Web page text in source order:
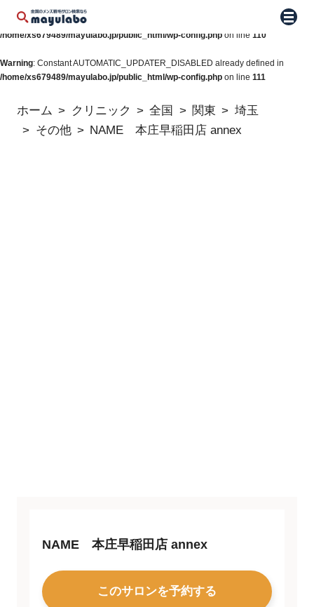
Warning: Constant WP_AUTO_UPDATE_CORE already defined in
/home/xs679489/mayulabo.jp/public_html/wp-config.php on line 110
Warning: Constant AUTOMATIC_UPDATER_DISABLED already defined in
/home/xs679489/mayulabo.jp/public_html/wp-config.php on line 111
メニ
ホーム クリニック 全国 関東
埼玉
その他
NAME 本庄早稲田店 annex
NAME 本庄早稲田店 annex
このサロンを予約する